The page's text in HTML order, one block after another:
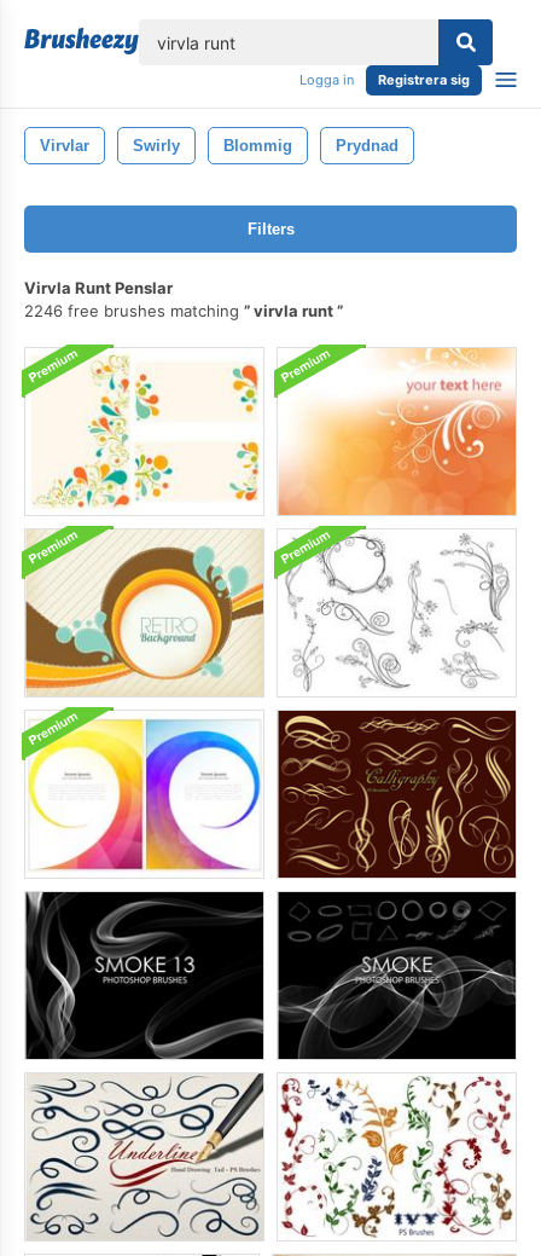
Logga in Registrera sig
Virvlar Swirly Blommig Prydnad
Filters
Virvla Runt Penslar
2246 free brushes matching
virvla runt